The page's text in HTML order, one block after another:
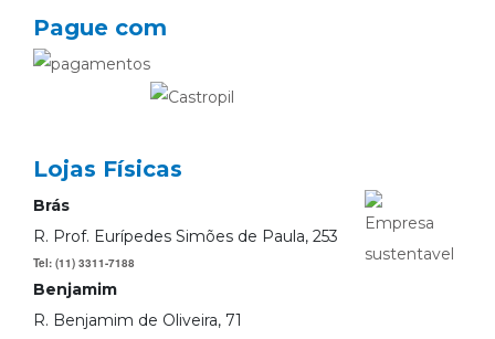
Pague com
Lojas Físicas
Brás
R. Prof. Eurípedes Simões de Paula, 253
Tel: (11) 3311-7188
Benjamim
R. Benjamim de Oliveira, 71